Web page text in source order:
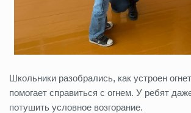
Школьники разобрались, как устроен
помогает справиться с огнем. У ребят
потушить условное возгорание.